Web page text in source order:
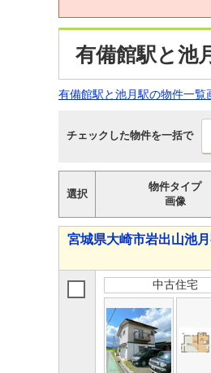
有備館駅と池
有備館駅と池月駅の物件一覧
チェックした物件を一括で
選択
物件タイプ
画像
宮城県大崎市岩出山池
中古住宅